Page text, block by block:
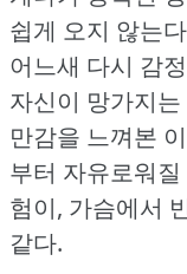
쉽게 오지 않는
어느새 다시 감
자신이 망가지
만감을 느껴본
부터 자유로워
험이, 가슴에서
같다.